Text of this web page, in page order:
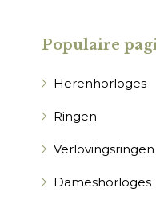
Populaire
Herenhorloges
Ringen
Verlovingsringen
Dameshorloges